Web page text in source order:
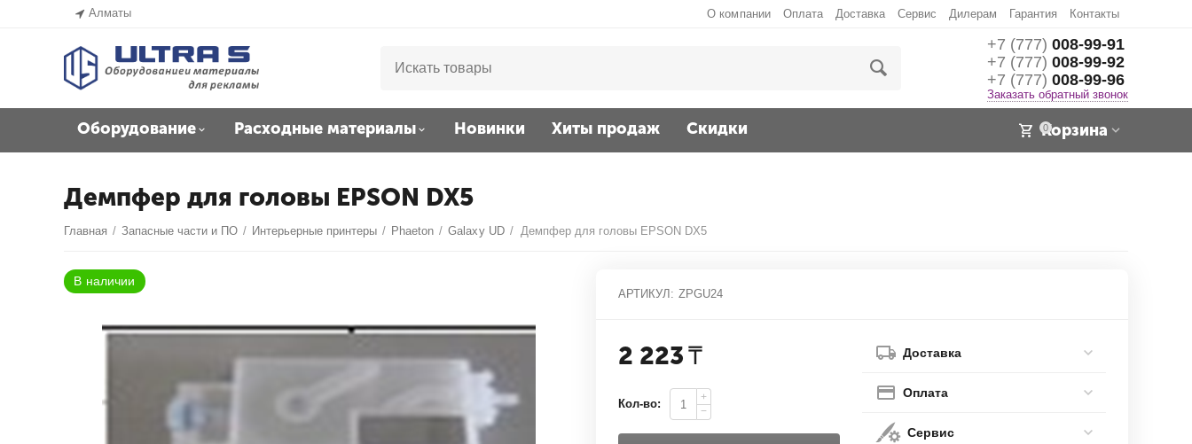
Алматы О компании Оплата Доставка Сервис Дилерам Гарантия Контакты
+7 (777) 008-99-91
+7 (777) 008-99-92
+7 (777) 008-99-96
Заказать обратный звонок
Оборудование Расходные материалы Новинки Хиты продаж Скидки 0
Корзина
Демпфер для головы EPSON DX5
Главная / Запасные части и ПО / Интерьерные принтеры / Phaeton / Galaxy UD / Демпфер для головы EPSON DX5
АРТИКУЛ: ZPGU24
2 223₸
Кол-во:
+
−
Доставка
Оплата
Сервис